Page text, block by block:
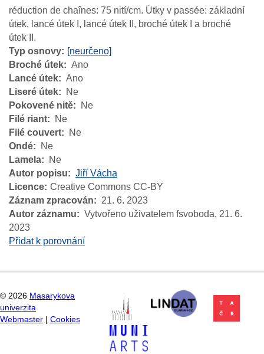
réduction de chaînes: 75 nití/cm. Útky v passée: základní
útek, lancé útek I, lancé útek II, broché útek I a broché
útek II.
Typ osnovy
[neurčeno]
Broché útek
Ano
Lancé útek
Ano
Liseré útek
Ne
Pokovené nitě
Ne
Filé riant
Ne
Filé couvert
Ne
Ondé
Ne
Lamela
Ne
Autor popisu
Jiří Vácha
Licence Creative Commons CC-BY
Záznam zpracován
21. 6. 2023
Autor záznamu
Vytvořeno uživatelem fsvoboda, 21. 6.
2023
Přidat k porovnání
© 2026 Masarykova
univerzita
Webmaster
Cookies